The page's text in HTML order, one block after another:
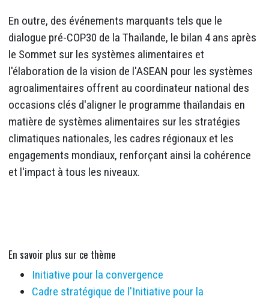
En outre, des événements marquants tels que le
dialogue pré-COP30 de la Thaïlande, le bilan 4 ans après
le Sommet sur les systèmes alimentaires et
l'élaboration de la vision de l'ASEAN pour les systèmes
agroalimentaires offrent au coordinateur national des
occasions clés d'aligner le programme thaïlandais en
matière de systèmes alimentaires sur les stratégies
climatiques nationales, les cadres régionaux et les
engagements mondiaux, renforçant ainsi la cohérence
et l'impact à tous les niveaux.
En savoir plus sur ce thème
Initiative pour la convergence
Cadre stratégique de l'Initiative pour la